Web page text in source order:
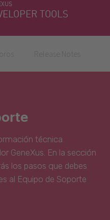
TOOLS
técnica
GeneXus. En la sección
los pasos que debes
al Equipo de Soporte